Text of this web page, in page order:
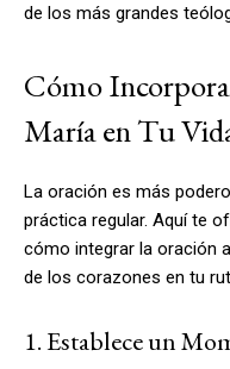
de los más grandes
Cómo
María en Tu
La oración es más
práctica regular. Aquí te
cómo integrar la oración
de los corazones en tu
1. Establece un